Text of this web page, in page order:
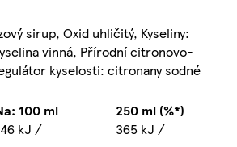
sirup, Oxid uhličitý, Kyseliny:
vinná, Přírodní citronovo-
kyselosti: citronany sodné
100 ml
250 ml (%*)
kJ /
365 kJ /